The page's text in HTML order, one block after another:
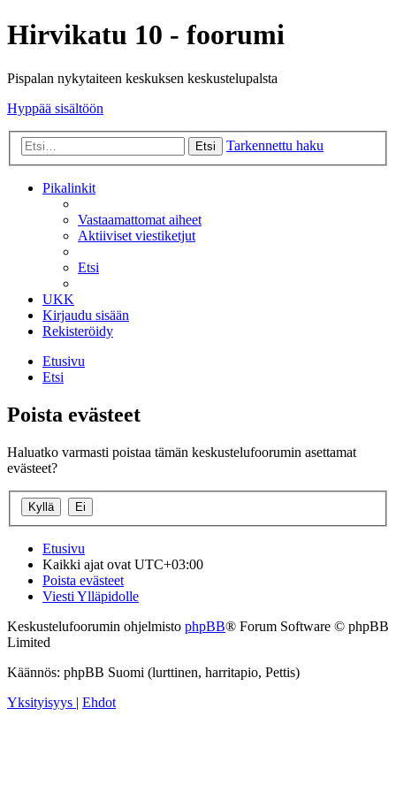
Hirvikatu 10 - foorumi
Pispalan nykytaiteen keskuksen keskustelupalsta
Hyppää sisältöön
Etsi Tarkennettu haku
Pikalinkit
Vastaamattomat aiheet
Aktiiviset viestiketjut
Etsi
UKK
Kirjaudu sisään
Rekisteröidy
Etusivu
Etsi
Poista evästeet
Haluatko varmasti poistaa tämän keskustelufoorumin asettamat
evästeet?
Etusivu
Kaikki ajat ovat UTC+03:00
Poista evästeet
Viesti Ylläpidolle
Keskustelufoorumin ohjelmisto phpBB® Forum Software © phpBB
Limited
Käännös: phpBB Suomi (lurttinen, harritapio, Pettis)
Yksityisyys | Ehdot